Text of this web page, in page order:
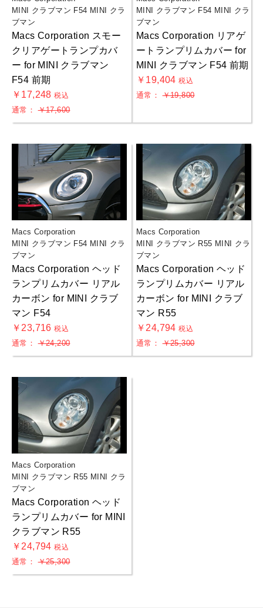
MINI クラブマン F54 MINI クラ
ブマン
Macs Corporation スモー
クリアゲートランプカバ
ー for MINI クラブマン
F54 前期
￥17,248税込
通常：￥17,600
MINI クラブマン F54 MINI クラ
ブマン
Macs Corporation リアゲ
ートランプリムカバー for
MINI クラブマン F54 前期
￥19,404税込
通常：￥19,800
Macs Corporation
MINI クラブマン F54 MINI クラ
ブマン
Macs Corporation ヘッド
ランプリムカバー リアル
カーボン for MINI クラブ
マン F54
￥23,716税込
通常：￥24,200
Macs Corporation
MINI クラブマン R55 MINI クラ
ブマン
Macs Corporation ヘッド
ランプリムカバー リアル
カーボン for MINI クラブ
マン R55
￥24,794税込
通常：￥25,300
Macs Corporation
MINI クラブマン R55 MINI クラ
ブマン
Macs Corporation ヘッド
ランプリムカバー for MINI
クラブマン R55
￥24,794税込
通常：￥25,300
お買物を続ける カートへ進む